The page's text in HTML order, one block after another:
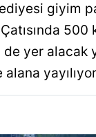
giyim
500
yer alacak